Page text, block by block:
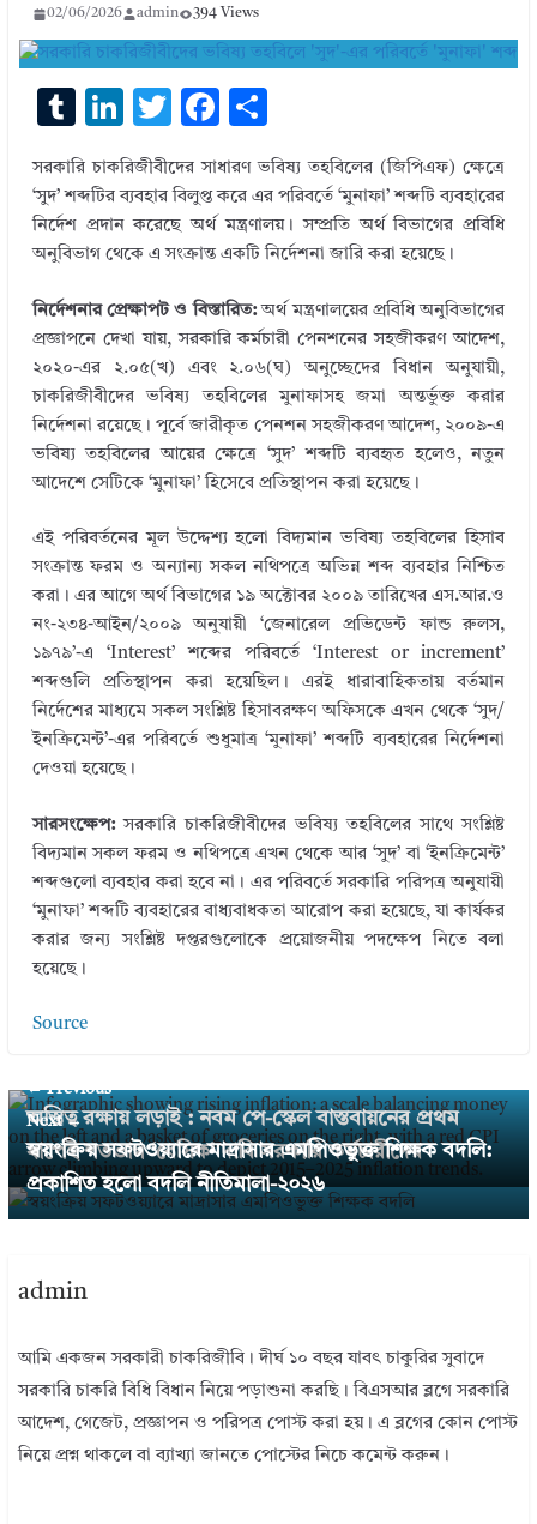
02/06/2026 admin 394 Views
T
m
bl
r
Li
k
e
dI
n
T
it
te
r
F
e
b
o
o
k
ar
e
সরকারি চাকরিজীবীদের সাধারণ ভবিষ্য তহবিলের (জিপিএফ) ক্ষেত্রে
‘সুদ’ শব্দটির ব্যবহার বিলুপ্ত করে এর পরিবর্তে ‘মুনাফা’ শব্দটি ব্যবহারের
নির্দেশ প্রদান করেছে অর্থ মন্ত্রণালয়। সম্প্রতি অর্থ বিভাগের প্রবিধি
অনুবিভাগ থেকে এ সংক্রান্ত একটি নির্দেশনা জারি করা হয়েছে।
নির্দেশনার প্রেক্ষাপট ও বিস্তারিত:অর্থ মন্ত্রণালয়ের প্রবিধি অনুবিভাগের
প্রজ্ঞাপনে দেখা যায়, সরকারি কর্মচারী পেনশনের সহজীকরণ আদেশ,
২০২০-এর ২.০৫(খ) এবং ২.০৬(ঘ) অনুচ্ছেদের বিধান অনুযায়ী,
চাকরিজীবীদের ভবিষ্য তহবিলের মুনাফাসহ জমা অন্তর্ভুক্ত করার
নির্দেশনা রয়েছে। পূর্বে জারীকৃত পেনশন সহজীকরণ আদেশ, ২০০৯-এ
ভবিষ্য তহবিলের আয়ের ক্ষেত্রে ‘সুদ’ শব্দটি ব্যবহৃত হলেও, নতুন
আদেশে সেটিকে ‘মুনাফা’ হিসেবে প্রতিস্থাপন করা হয়েছে।
এই পরিবর্তনের মূল উদ্দেশ্য হলো বিদ্যমান ভবিষ্য তহবিলের হিসাব
সংক্রান্ত ফরম ও অন্যান্য সকল নথিপত্রে অভিন্ন শব্দ ব্যবহার নিশ্চিত
করা। এর আগে অর্থ বিভাগের ১৯ অক্টোবর ২০০৯ তারিখের এস.আর.ও
নং-২৩৪-আইন/২০০৯ অনুযায়ী ‘জেনারেল প্রভিডেন্ট ফান্ড রুলস,
১৯৭৯’-এ ‘Interest’ শব্দের পরিবর্তে ‘Interest or increment’
শব্দগুলি প্রতিস্থাপন করা হয়েছিল। এরই ধারাবাহিকতায় বর্তমান
নির্দেশের মাধ্যমে সকল সংশ্লিষ্ট হিসাবরক্ষণ অফিসকে এখন থেকে ‘সুদ/
ইনক্রিমেন্ট’-এর পরিবর্তে শুধুমাত্র ‘মুনাফা’ শব্দটি ব্যবহারের নির্দেশনা
দেওয়া হয়েছে।
সারসংক্ষেপ:সরকারি চাকরিজীবীদের ভবিষ্য তহবিলের সাথে সংশ্লিষ্ট
বিদ্যমান সকল ফরম ও নথিপত্রে এখন থেকে আর ‘সুদ’ বা ‘ইনক্রিমেন্ট’
শব্দগুলো ব্যবহার করা হবে না। এর পরিবর্তে সরকারি পরিপত্র অনুযায়ী
‘মুনাফা’ শব্দটি ব্যবহারের বাধ্যবাধকতা আরোপ করা হয়েছে, যা কার্যকর
করার জন্য সংশ্লিষ্ট দপ্তরগুলোকে প্রয়োজনীয় পদক্ষেপ নিতে বলা
হয়েছে।
Source
← Previous
অস্তিত্ব রক্ষায় লড়াই : নবম পে-স্কেল বাস্তবায়নের প্রথম
ধাপেই শতভাগ ‘বেসিক’ দাবি সরকারি কর্মচারীদের
Next →
স্বয়ংক্রিয় সফটওয়্যারে মাদ্রাসার এমপিওভুক্ত শিক্ষক বদলি:
প্রকাশিত হলো বদলি নীতিমালা-২০২৬
admin
আমি একজন সরকারী চাকরিজীবি। দীর্ঘ ১০ বছর যাবৎ চাকুরির সুবাদে
সরকারি চাকরি বিধি বিধান নিয়ে পড়াশুনা করছি। বিএসআর ব্লগে সরকারি
আদেশ, গেজেট, প্রজ্ঞাপন ও পরিপত্র পোস্ট করা হয়। এ ব্লগের কোন পোস্ট
নিয়ে প্রশ্ন থাকলে বা ব্যাখ্যা জানতে পোস্টের নিচে কমেন্ট করুন।